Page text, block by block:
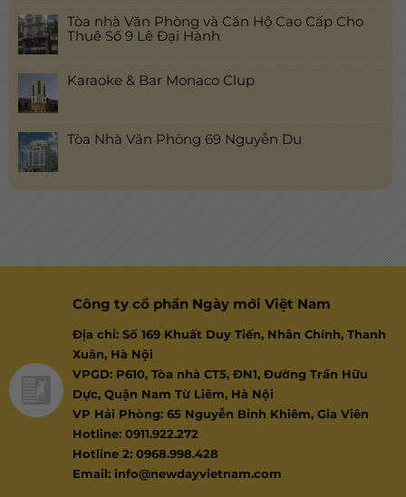
Tòa nhà Văn Phòng và Căn Hộ Cao Cấp Cho
Thuê Số 9 Lê Đại Hành
Karaoke & Bar Monaco Clup
Tòa Nhà Văn Phòng 69 Nguyễn Du
Công ty cổ phần Ngày mới Việt Nam
Địa chỉ: Số 169 Khuất Duy Tiến, Nhân Chính, Thanh
Xuân, Hà Nội
VPGD: P610, Tòa nhà CT5, ĐN1, Đường Trần Hữu
Dực, Quận Nam Từ Liêm, Hà Nội
VP Hải Phòng: 65 Nguyễn Bỉnh Khiêm, Gia Viên
Hotline: 0911.922.272
Hotline 2: 0968.998.428
Email: info@newdayvietnam.com